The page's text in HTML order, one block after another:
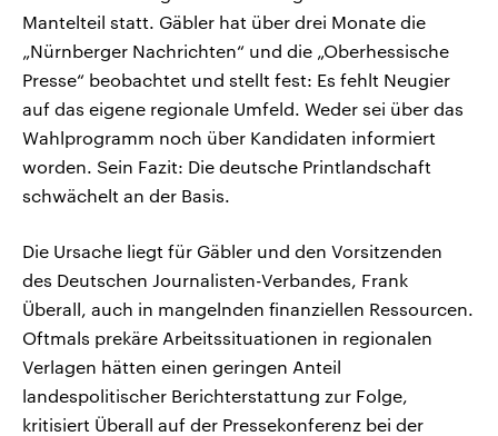
Mantelteil statt. Gäbler hat über drei Monate die
„Nürnberger Nachrichten“ und die „Oberhessische
Presse“ beobachtet und stellt fest: Es fehlt Neugier
auf das eigene regionale Umfeld. Weder sei über das
Wahlprogramm noch über Kandidaten informiert
worden. Sein Fazit: Die deutsche Printlandschaft
schwächelt an der Basis.
Die Ursache liegt für Gäbler und den Vorsitzenden
des Deutschen Journalisten-Verbandes, Frank
Überall, auch in mangelnden finanziellen Ressourcen.
Oftmals prekäre Arbeitssituationen in regionalen
Verlagen hätten einen geringen Anteil
landespolitischer Berichterstattung zur Folge,
kritisiert Überall auf der Pressekonferenz bei der